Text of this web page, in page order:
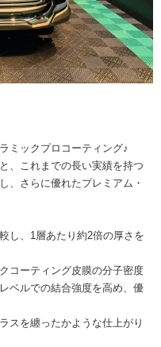
ミックプロコーティング♪
、これまでの長い実績を持つ
、さらに優れたプレミアム・
し、1層あたり約2倍の厚さを
コーティング皮膜の分子密度
ベルでの結合強度を高め、優
スを纏ったかような仕上がり